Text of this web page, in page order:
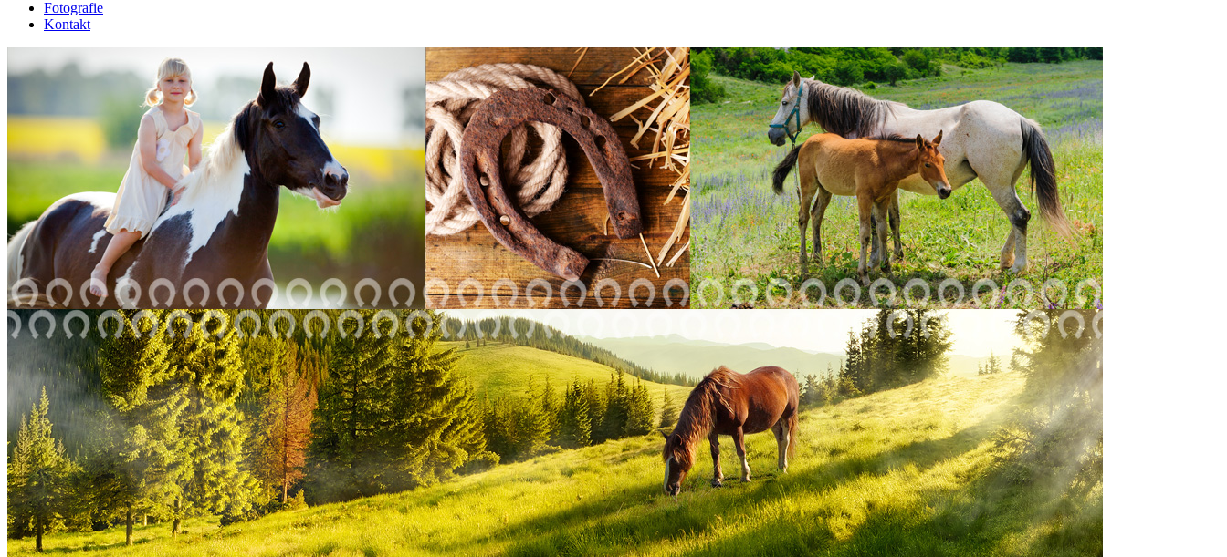
Fotografie
Kontakt